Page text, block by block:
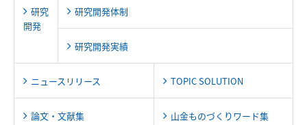
研究
開発
研究開発体制
研究開発実績
ニュースリリース TOPIC SOLUTION
論文・文献集 山金ものづくりワード集